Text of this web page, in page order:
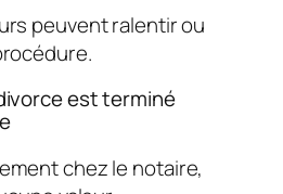
peuvent ralentir ou
est terminé
chez le notaire,